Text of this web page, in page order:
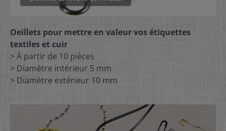
Oeillets pour mettre en valeur vos étiquettes
textiles et cuir
> À partir de 10 pièces
> Diamètre intérieur 5 mm
> Diamètre extérieur 10 mm